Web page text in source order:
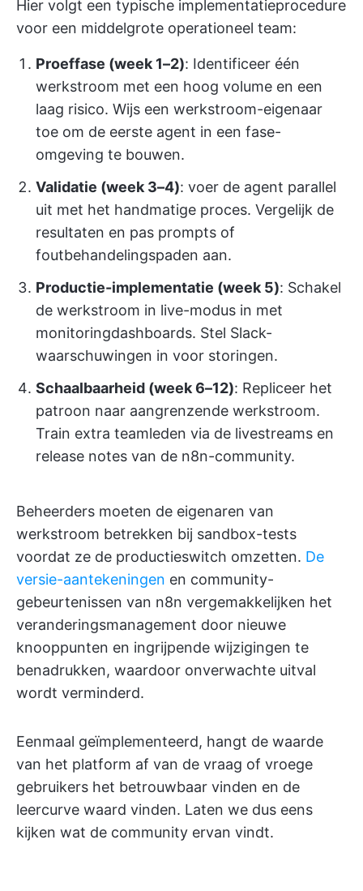
Hier volgt een typische implementatieprocedure
voor een middelgrote operationeel team:
Proeffase (week 1–2): Identificeer één
werkstroom met een hoog volume en een
laag risico. Wijs een werkstroom-eigenaar
toe om de eerste agent in een fase-
omgeving te bouwen.
Validatie (week 3–4): voer de agent parallel
uit met het handmatige proces. Vergelijk de
resultaten en pas prompts of
foutbehandelingspaden aan.
Productie-implementatie (week 5): Schakel
de werkstroom in live-modus in met
monitoringdashboards. Stel Slack-
waarschuwingen in voor storingen.
Schaalbaarheid (week 6–12): Repliceer het
patroon naar aangrenzende werkstroom.
Train extra teamleden via de livestreams en
release notes van de n8n-community.
Beheerders moeten de eigenaren van
werkstroom betrekken bij sandbox-tests
voordat ze de productieswitch omzetten. De
versie-aantekeningen en community-
gebeurtenissen van n8n vergemakkelijken het
veranderingsmanagement door nieuwe
knooppunten en ingrijpende wijzigingen te
benadrukken, waardoor onverwachte uitval
wordt verminderd.
Eenmaal geïmplementeerd, hangt de waarde
van het platform af van de vraag of vroege
gebruikers het betrouwbaar vinden en de
leercurve waard vinden. Laten we dus eens
kijken wat de community ervan vindt.